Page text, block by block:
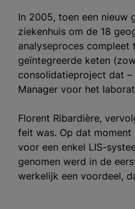
In 2005, toen een nieuw
ziekenhuis om de 18
analyseproces compleet
geïntegreerde keten
consolidatieproject dat –
Manager voor het
Florent Ribardière,
feit was. Op dat moment
voor een enkel LIS-
genomen werd in de
werkelijk een voordeel,